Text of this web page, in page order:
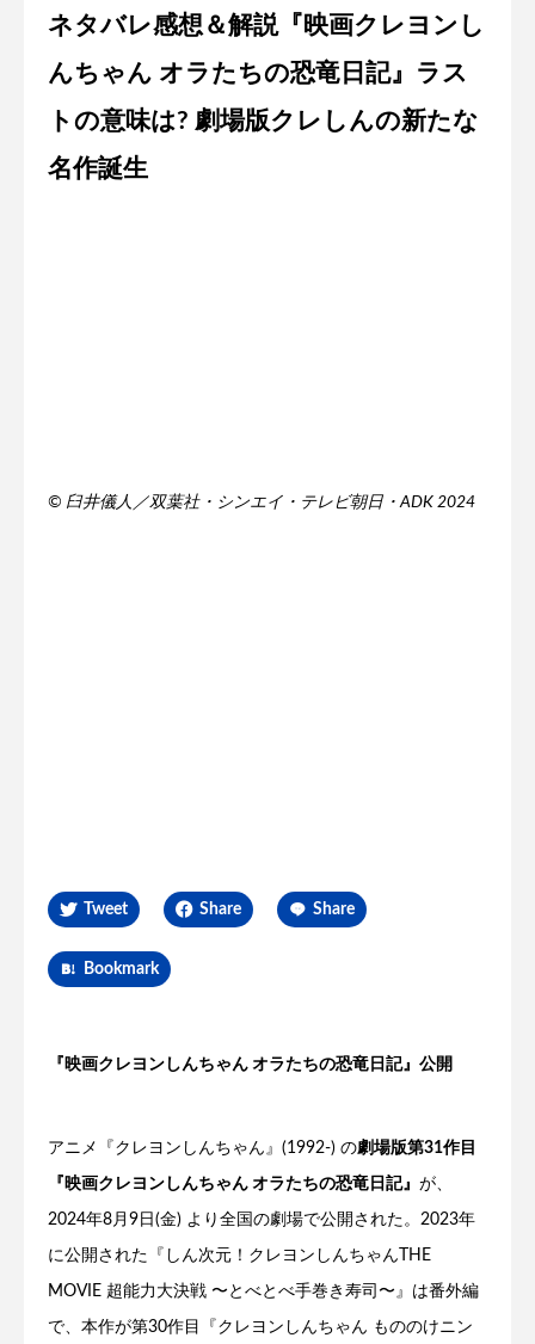
ネタバレ感想＆解説『映画クレヨンし
んちゃん オラたちの恐竜日記』ラス
トの意味は? 劇場版クレしんの新たな
名作誕生
© 臼井儀人／双葉社・シンエイ・テレビ朝日・ADK 2024
Tweet Share Share
Bookmark
『映画クレヨンしんちゃん オラたちの恐竜日記』公開
アニメ『クレヨンしんちゃん』(1992-) の劇場版第31作目
『映画クレヨンしんちゃん オラたちの恐竜日記』 が、
2024年8月9日(金) より全国の劇場で公開された。2023年
に公開された『しん次元！クレヨンしんちゃんTHE
MOVIE 超能力大決戦 〜とべとべ手巻き寿司〜』は番外編
で、本作が第30作目『クレヨンしんちゃん もののけニン